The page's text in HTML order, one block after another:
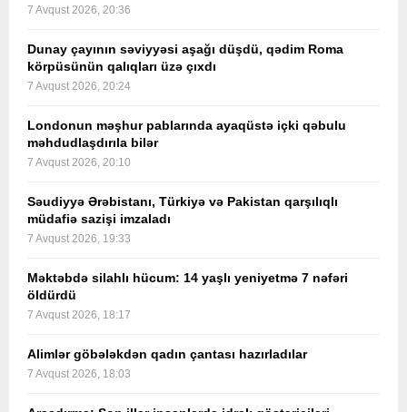
7 Avqust 2026, 20:36
Dunay çayının səviyyəsi aşağı düşdü, qədim Roma
körpüsünün qalıqları üzə çıxdı
7 Avqust 2026, 20:24
Londonun məşhur pablarında ayaqüstə içki qəbulu
məhdudlaşdırıla bilər
7 Avqust 2026, 20:10
Səudiyyə Ərəbistanı, Türkiyə və Pakistan qarşılıqlı
müdafiə sazişi imzaladı
7 Avqust 2026, 19:33
Məktəbdə silahlı hücum: 14 yaşlı yeniyetmə 7 nəfəri
öldürdü
7 Avqust 2026, 18:17
Alimlər göbələkdən qadın çantası hazırladılar
7 Avqust 2026, 18:03